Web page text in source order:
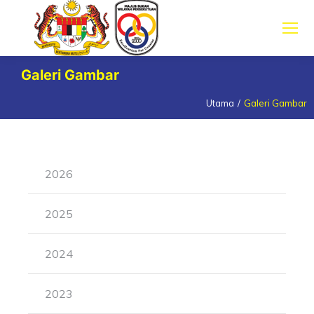
Galeri Gambar
Utama Galeri Gambar
2026
2025
2024
2023